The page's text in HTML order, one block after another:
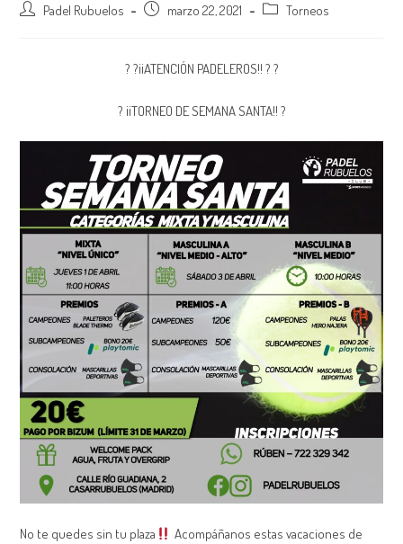
Padel Rubuelos marzo 22, 2021 Torneos
? ?¡¡ATENCIÓN PADELEROS!! ? ?
? ¡¡TORNEO DE SEMANA SANTA!! ?
No te quedes sin tu plaza
Acompáñanos estas vacaciones de